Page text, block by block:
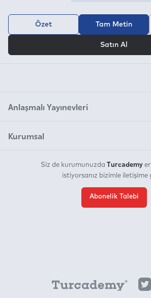
Özet Tam Metin
Satın Al
Anlaşmalı Yayınevleri
Kurumsal
Siz de kurumunuzda Turcademy
istiyorsanız bizimle iletişime
Abonelik Talebi